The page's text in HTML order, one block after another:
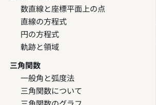
数直線と座標平面上の点
直線の方程式
円の方程式
軌跡と領域
三角関数
一般角と弧度法
三角関数について